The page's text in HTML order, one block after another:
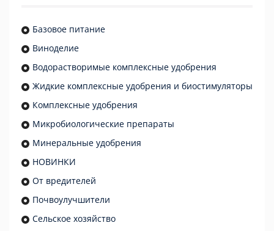
Базовое питание
Виноделие
Водорастворимые комплексные удобрения
Жидкие комплексные удобрения и биостимуляторы
Комплексные удобрения
Микробиологические препараты
Минеральные удобрения
НОВИНКИ
От вредителей
Почвоулучшители
Сельское хозяйство